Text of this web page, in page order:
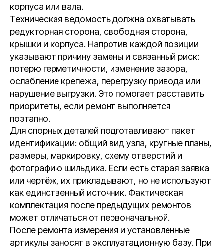
корпуса или вала.
Техническая ведомость должна охватывать
редукторная сторона, свободная сторона,
крышки и корпуса. Напротив каждой позиции
указывают причину замены и связанный риск:
потерю герметичности, изменение зазора,
ослабление крепежа, перегрузку привода или
нарушение выгрузки. Это помогает расставить
приоритеты, если ремонт выполняется
поэтапно.
Для спорных деталей подготавливают пакет
идентификации: общий вид узла, крупные планы,
размеры, маркировку, схему отверстий и
фотографию шильдика. Если есть старая заявка
или чертёж, их прикладывают, но не используют
как единственный источник. Фактическая
комплектация после предыдущих ремонтов
может отличаться от первоначальной.
После ремонта измерения и установленные
артикулы заносят в эксплуатационную базу. При